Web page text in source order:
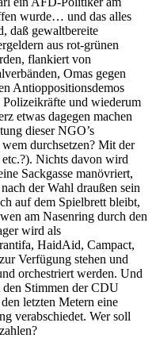
wurde… und das alles
daß gewaltbereite
aus rot-grünen
flankiert von
Omas gegen
Antioppositionsdemos
und wiederum
etwas dagegen machen
dieser NGO’s
durchsetzen? Mit der
Nichts davon wird
Sackgasse manövriert,
der Wahl draußen sein
auf dem Spielbrett bleibt,
am Nasenring durch den
wird als
HaidAid, Campact,
Verfügung stehen und
orchestriert werden. Und
Stimmen der CDU
letzten Metern eine
verabschiedet. Wer soll